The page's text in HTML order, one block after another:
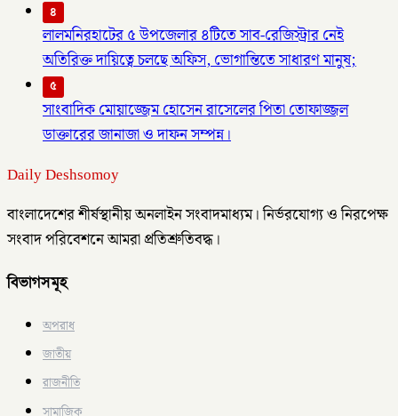
৪
লালমনিরহাটের ৫ উপজেলার ৪টিতে সাব-রেজিস্ট্রার নেই
অতিরিক্ত দায়িত্বে চলছে অফিস, ভোগান্তিতে সাধারণ মানুষ;
৫
সাংবাদিক মোয়াজ্জেম হোসেন রাসেলের পিতা তোফাজ্জল
ডাক্তারের জানাজা ও দাফন সম্পন্ন।
Daily Deshsomoy
বাংলাদেশের শীর্ষস্থানীয় অনলাইন সংবাদমাধ্যম। নির্ভরযোগ্য ও নিরপেক্ষ
সংবাদ পরিবেশনে আমরা প্রতিশ্রুতিবদ্ধ।
বিভাগসমূহ
অপরাধ
জাতীয়
রাজনীতি